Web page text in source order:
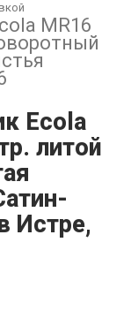
MR16
Ecola
литой
Истре,